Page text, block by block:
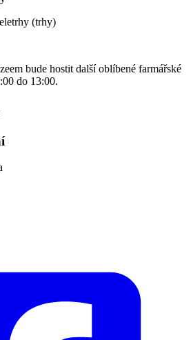
(trhy)
bude hostit další oblíbené farmářské
do 13:00.